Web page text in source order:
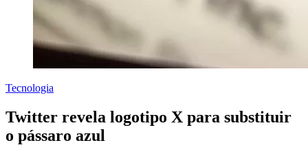
Tecnologia
Twitter revela logotipo X para substituir
o pássaro azul